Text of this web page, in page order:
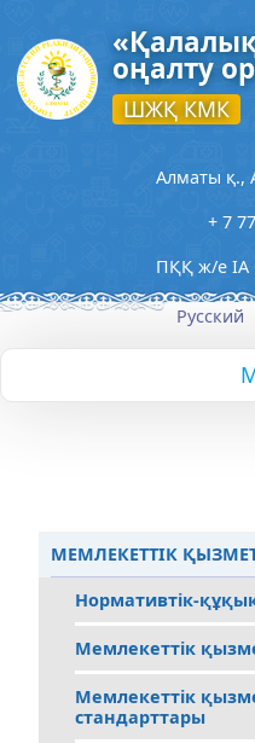
оңалту
ШЖҚ КМК
Алматы қ.,
+ 7
ПҚҚ ж/е ІА
Русский
МЕМЛЕКЕТТІК
Нормативтік-
Мемлекеттік
Мемлекеттік
стандарттары